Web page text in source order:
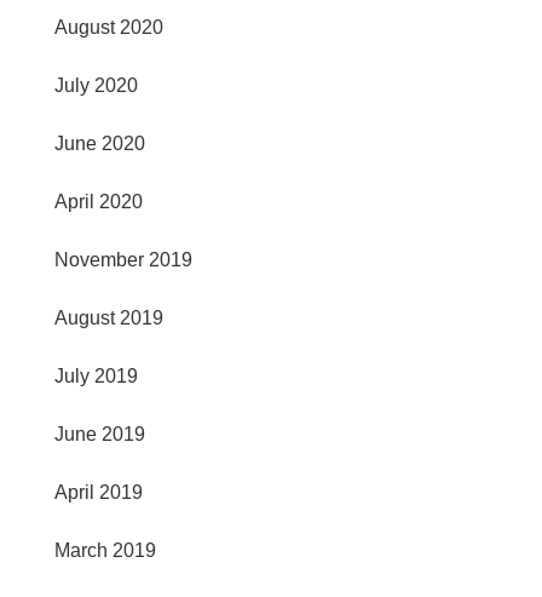
August 2020
July 2020
June 2020
April 2020
November 2019
August 2019
July 2019
June 2019
April 2019
March 2019